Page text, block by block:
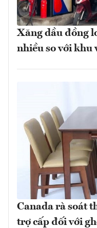
Xăng dầu đồng
nhiều so với khu
Canada rà soát
trợ cấp đối với